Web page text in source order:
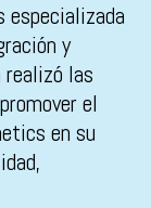
especializada
y
realizó las
el
en su